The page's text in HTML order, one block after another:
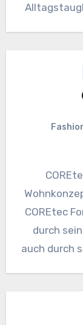
COREtec
durch
auch durch